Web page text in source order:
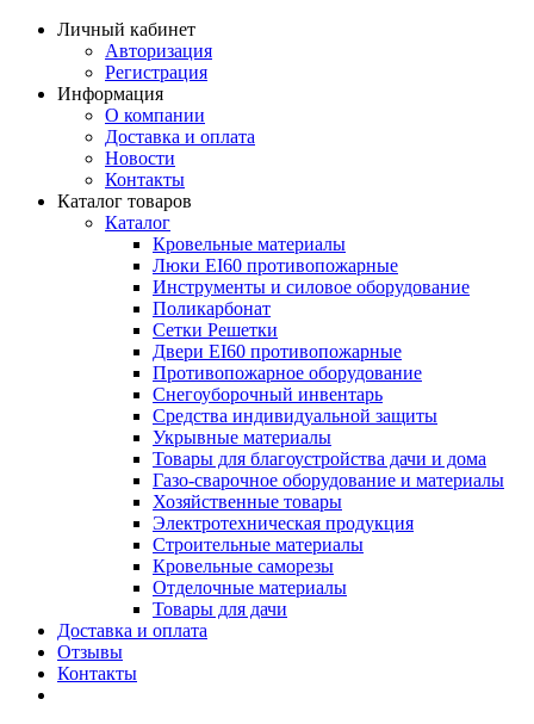
Личный кабинет
Авторизация
Регистрация
Информация
О компании
Доставка и оплата
Новости
Контакты
Каталог товаров
Каталог
Кровельные материалы
Люки EI60 противопожарные
Инструменты и силовое оборудование
Поликарбонат
Сетки Решетки
Двери EI60 противопожарные
Противопожарное оборудование
Снегоуборочный инвентарь
Средства индивидуальной защиты
Укрывные материалы
Товары для благоустройства дачи и дома
Газо-сварочное оборудование и материалы
Хозяйственные товары
Электротехническая продукция
Строительные материалы
Кровельные саморезы
Отделочные материалы
Товары для дачи
Доставка и оплата
Отзывы
Контакты